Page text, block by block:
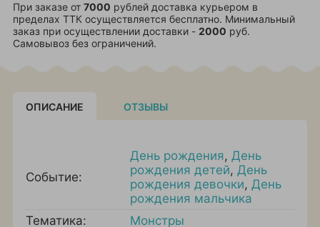
При заказе от 7000 рублей доставка курьером в
пределах ТТК осуществляется бесплатно. Минимальный
заказ при осуществлении доставки - 2000 руб.
Самовывоз без ограничений.
ОПИСАНИЕ ОТЗЫВЫ
Событие:
День рождения, День
рождения детей, День
рождения девочки, День
рождения мальчика
Тематика:
Монстры